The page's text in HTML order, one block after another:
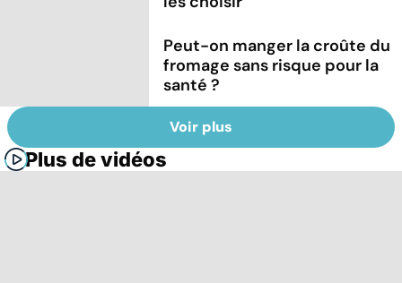
Peut-on manger la croûte du
fromage sans risque pour la
santé ?
Voir plus
Plus de vidéos